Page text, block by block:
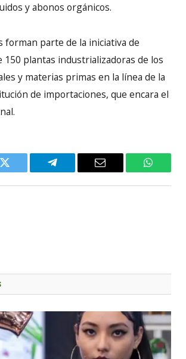
y abonos orgánicos.
forman parte de la iniciativa de
150 plantas industrializadoras de los
y materias primas en la línea de la
de importaciones, que encara el
Twitter Telegram Email